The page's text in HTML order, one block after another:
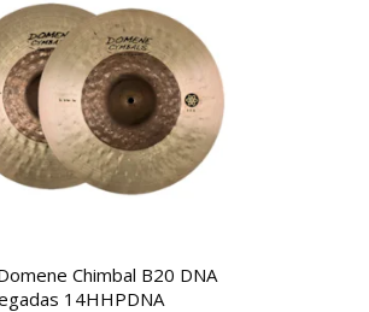
Chimbal B20 DNA
14HHPDNA